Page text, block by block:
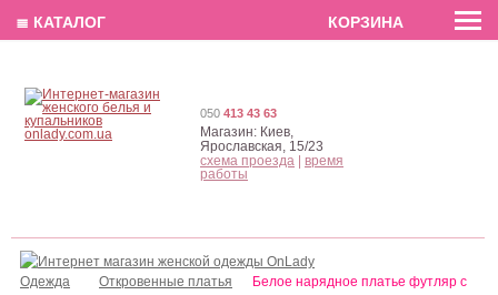
EN РУС
Одежда Откровенные платья
Белое нарядное платье футляр с
050 413 43 63
Магазин: Киев,
Ярославская, 15/23
схема проезда
время
работы
≣ КАТАЛОГ КОРЗИНА